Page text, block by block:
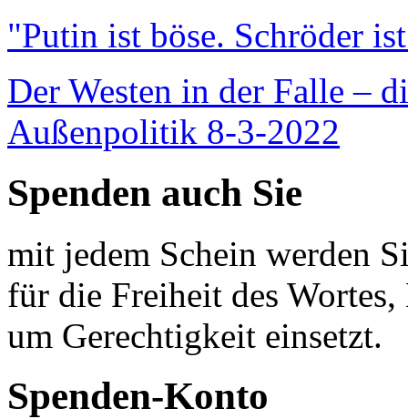
"Putin ist böse. Schröder
Der Westen in der Falle –
Außenpolitik 8-3-2022
Spenden auch Sie
mit jedem Schein werden
für die Freiheit des
um Gerechtigkeit einsetzt.
Spenden-Konto